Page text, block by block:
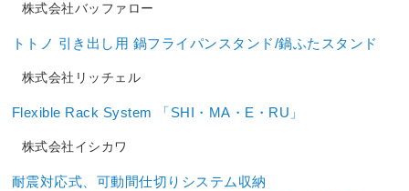
株式会社バッファロー
トトノ 引き出し用 鍋フライパンスタンド/鍋ふたスタンド
株式会社リッチェル
Flexible Rack System 「SHI・MA・E・RU」
株式会社イシカワ
耐震対応式、可動間仕切りシステム収納